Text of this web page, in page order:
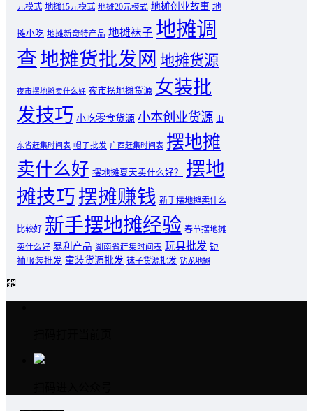
元模式 地摊15元模式 地摊20元模式 地摊创业故事 地
摊小吃 地摊新奇特产品 地摊袜子 地摊调
查地摊货批发网 地摊货源
夜市摆地摊卖什么好 夜市摆地摊货源 女装批
发技巧 小吃零食货源 小本创业货源 山
东省赶集时间表 帽子批发 广西赶集时间表 摆地摊
卖什么好 摆地摊夏天卖什么好？
摆地
摊技巧摆摊赚钱 新手摆地摊卖什么
比较好 新手摆地摊经验 春节摆地摊
卖什么好 暴利产品 湖南省赶集时间表 玩具批发 短
袖服装批发 童装货源批发 袜子货源批发 钻龙地摊